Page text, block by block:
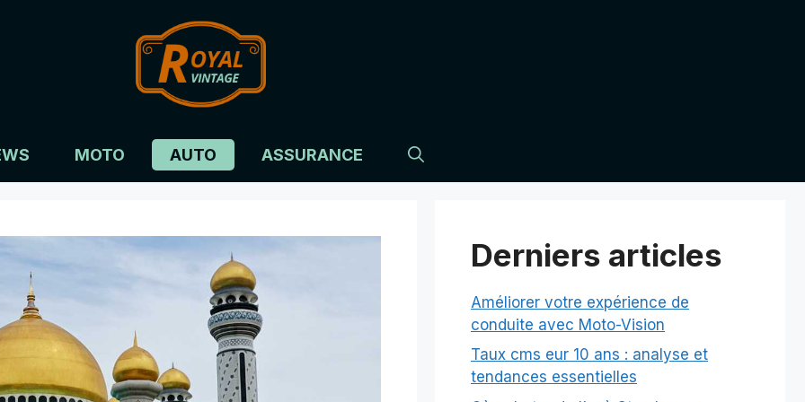
MOTO AUTO ASSURANCE
Derniers articles
Améliorer votre expérience de
conduite avec Moto-Vision
Taux cms eur 10 ans : analyse et
tendances essentielles